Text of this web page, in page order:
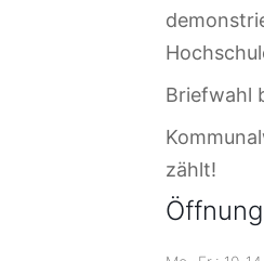
Briefwahl
zählt!